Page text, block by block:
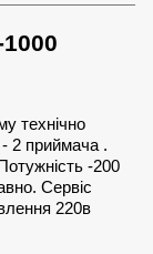
технічно
- 2 приймача .
-200
Сервіс
220в